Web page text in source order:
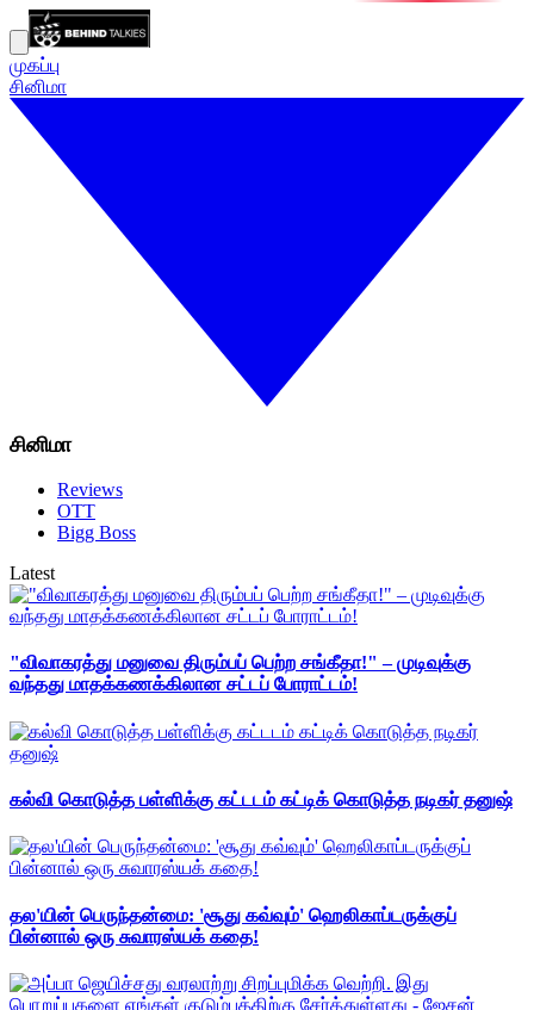
முகப்பு
சினிமா
சினிமா
Reviews
OTT
Bigg Boss
Latest
"விவாகரத்து மனுவை திரும்பப் பெற்ற சங்கீதா!" – முடிவுக்கு
வந்தது மாதக்கணக்கிலான சட்டப் போராட்டம்!
கல்வி கொடுத்த பள்ளிக்கு கட்டடம் கட்டிக் கொடுத்த நடிகர் தனுஷ்
தல'யின் பெருந்தன்மை: 'சூது கவ்வும்' ஹெலிகாப்டருக்குப்
பின்னால் ஒரு சுவாரஸ்யக் கதை!